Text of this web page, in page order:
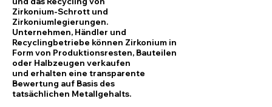
Zirkonium-Schrott und
Zirkoniumlegierungen.
Unternehmen, Händler und
Recyclingbetriebe können Zirkonium in
Form von Produktionsresten, Bauteilen
oder Halbzeugen verkaufen
und erhalten eine transparente
Bewertung auf Basis des
tatsächlichen Metallgehalts.